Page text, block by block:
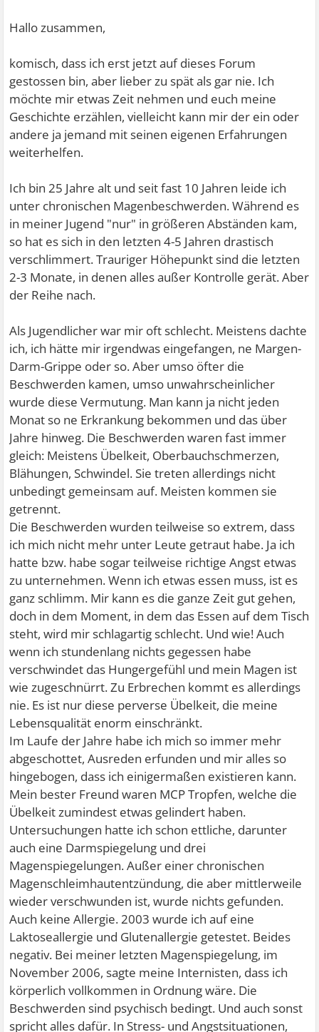
Hallo zusammen,
komisch, dass ich erst jetzt auf dieses Forum
gestossen bin, aber lieber zu spät als gar nie. Ich
möchte mir etwas Zeit nehmen und euch meine
Geschichte erzählen, vielleicht kann mir der ein oder
andere ja jemand mit seinen eigenen Erfahrungen
weiterhelfen.
Ich bin 25 Jahre alt und seit fast 10 Jahren leide ich
unter chronischen Magenbeschwerden. Während es
in meiner Jugend "nur" in größeren Abständen kam,
so hat es sich in den letzten 4-5 Jahren drastisch
verschlimmert. Trauriger Höhepunkt sind die letzten
2-3 Monate, in denen alles außer Kontrolle gerät. Aber
der Reihe nach.
Als Jugendlicher war mir oft schlecht. Meistens dachte
ich, ich hätte mir irgendwas eingefangen, ne Margen-
Darm-Grippe oder so. Aber umso öfter die
Beschwerden kamen, umso unwahrscheinlicher
wurde diese Vermutung. Man kann ja nicht jeden
Monat so ne Erkrankung bekommen und das über
Jahre hinweg. Die Beschwerden waren fast immer
gleich: Meistens Übelkeit, Oberbauchschmerzen,
Blähungen, Schwindel. Sie treten allerdings nicht
unbedingt gemeinsam auf. Meisten kommen sie
getrennt.
Die Beschwerden wurden teilweise so extrem, dass
ich mich nicht mehr unter Leute getraut habe. Ja ich
hatte bzw. habe sogar teilweise richtige Angst etwas
zu unternehmen. Wenn ich etwas essen muss, ist es
ganz schlimm. Mir kann es die ganze Zeit gut gehen,
doch in dem Moment, in dem das Essen auf dem Tisch
steht, wird mir schlagartig schlecht. Und wie! Auch
wenn ich stundenlang nichts gegessen habe
verschwindet das Hungergefühl und mein Magen ist
wie zugeschnürrt. Zu Erbrechen kommt es allerdings
nie. Es ist nur diese perverse Übelkeit, die meine
Lebensqualität enorm einschränkt.
Im Laufe der Jahre habe ich mich so immer mehr
abgeschottet, Ausreden erfunden und mir alles so
hingebogen, dass ich einigermaßen existieren kann.
Mein bester Freund waren MCP Tropfen, welche die
Übelkeit zumindest etwas gelindert haben.
Untersuchungen hatte ich schon ettliche, darunter
auch eine Darmspiegelung und drei
Magenspiegelungen. Außer einer chronischen
Magenschleimhautentzündung, die aber mittlerweile
wieder verschwunden ist, wurde nichts gefunden.
Auch keine Allergie. 2003 wurde ich auf eine
Laktoseallergie und Glutenallergie getestet. Beides
negativ. Bei meiner letzten Magenspiegelung, im
November 2006, sagte meine Internisten, dass ich
körperlich vollkommen in Ordnung wäre. Die
Beschwerden sind psychisch bedingt. Und auch sonst
spricht alles dafür. In Stress- und Angstsituationen,